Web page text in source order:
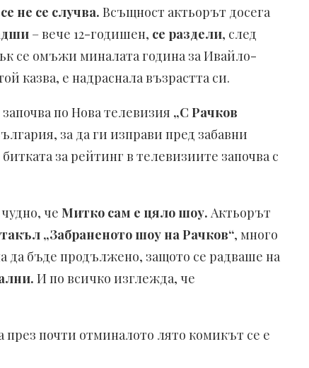
не се случва. Всъщност актьорът досега
– вече 12-годишен, се раздели, след
се омъжи миналата година за Ивайло-
казва, е надраснала възрастта си.
по Нова телевизия „C Рачков
за да ги изправи пред забавни
за рейтинг в телевизиите започва с
че Митко сам е цяло шоу. Актьорът
„Забраненото шоу на Рачков“, много
да бъде продължено, защото се радваше на
И по всичко изглежда, че
през почти отминалото лято комикът се е